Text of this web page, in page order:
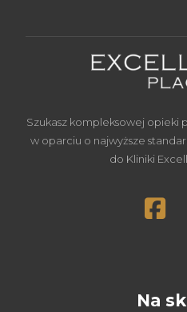
Szukasz kompleksowej opieki
w oparciu o najwyższe
do Kliniki
Na